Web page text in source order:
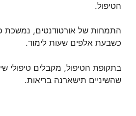
הטיפול.
התמחות של אורטודנטים, נמשכת
כשבעת אלפים שעות לימוד.
בתקופת הטיפול, מקבלים טיפולי
שהשיניים תישארנה בריאות.